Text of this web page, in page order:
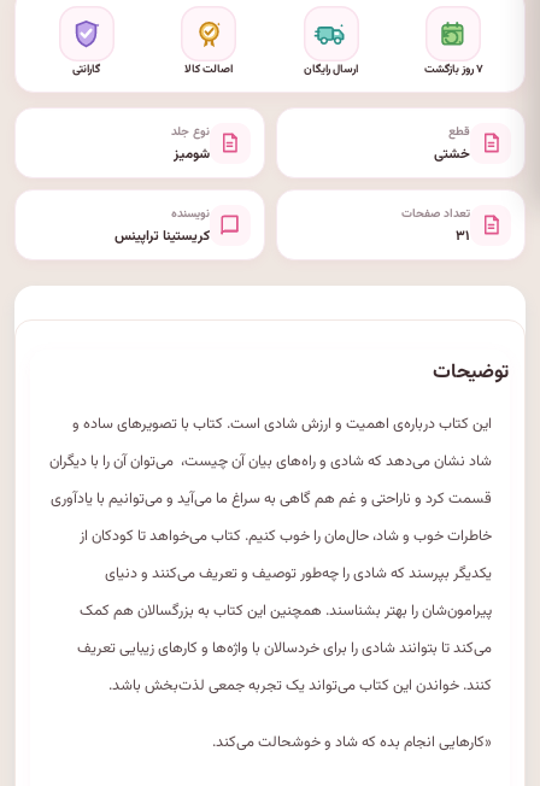
۷ روز بازگشت ارسال رایگان اصالت کالا گارانتی
قطع
خشتی
نوع جلد
شومیز
تعداد صفحات
۳۱
نویسنده
کریستینا تراپینس
توضیحات
این کتاب درباره‌ی اهمیت و ارزش شادی است. کتاب با تصویرهای ساده و
شاد نشان می‌دهد که شادی و راه‌های بیان آن چیست، می‌توان آن را با دیگران
قسمت کرد و ناراحتی و غم هم گاهی به سراغ ما می‌آید و می‌توانیم با یادآوری
خاطرات خوب و شاد، حال‌مان را خوب کنیم. کتاب می‌خواهد تا کودکان از
یکدیگر بپرسند که شادی را چه‌طور توصیف و تعریف می‌کنند و دنیای
پیرامون‌شان را بهتر بشناسند. همچنین این کتاب به بزرگسالان هم کمک
می‌کند تا بتوانند شادی را برای خردسالان با واژه‌ها و کارهای زیبایی تعریف
کنند. خواندن این کتاب می‌تواند یک تجربه جمعی لذت‌بخش باشد.
«کارهایی انجام بده که شاد و خوشحالت می‌کند.